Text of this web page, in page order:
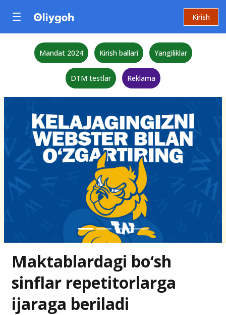
Kirish
Mandat 2024 Kirish ballari Yangiliklar
DTM testlar Reklama
Maktablardagi bo‘sh
sinflar repetitorlarga
ijaraga beriladi